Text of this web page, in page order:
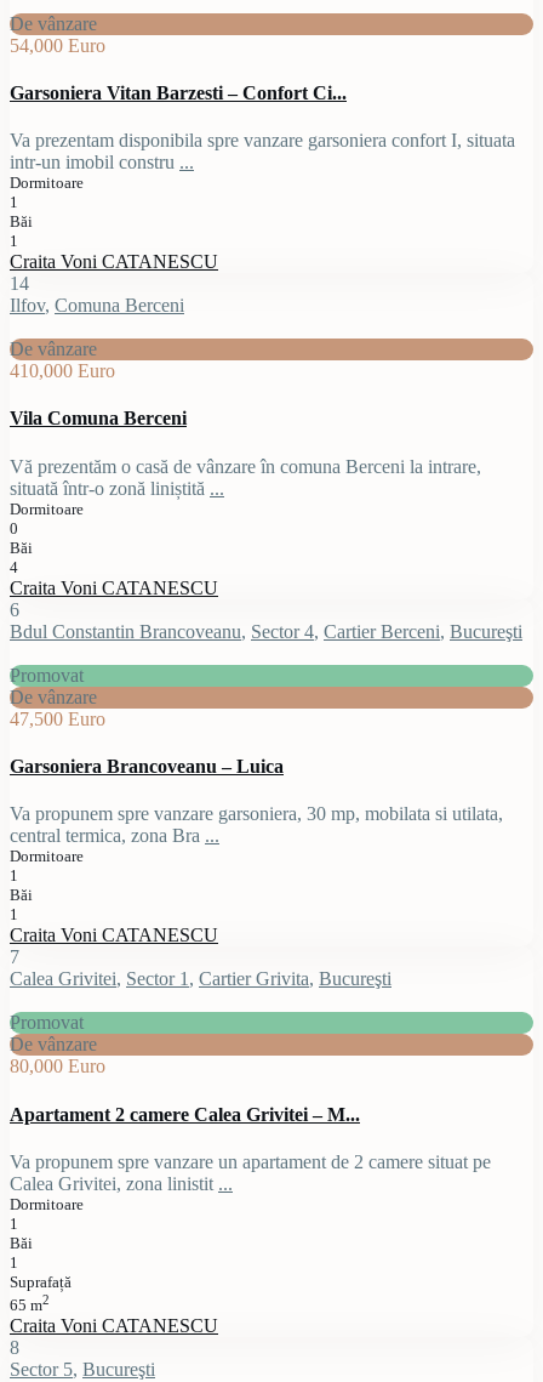
De vânzare
54,000 Euro
Garsoniera Vitan Barzesti – Confort Ci...
Va prezentam disponibila spre vanzare garsoniera confort I, situata
intr-un imobil constru ...
Dormitoare
1
Băi
1
Craita Voni CATANESCU
14
Ilfov, Comuna Berceni
De vânzare
410,000 Euro
Vila Comuna Berceni
Vă prezentăm o casă de vânzare în comuna Berceni la intrare,
situată într-o zonă liniștită ...
Dormitoare
0
Băi
4
Craita Voni CATANESCU
6
Bdul Constantin Brancoveanu, Sector 4, Cartier Berceni, Bucureşti
Promovat
De vânzare
47,500 Euro
Garsoniera Brancoveanu – Luica
Va propunem spre vanzare garsoniera, 30 mp, mobilata si utilata,
central termica, zona Bra ...
Dormitoare
1
Băi
1
Craita Voni CATANESCU
7
Calea Grivitei, Sector 1 , Cartier Grivita, Bucureşti
Promovat
De vânzare
80,000 Euro
Apartament 2 camere Calea Grivitei – M...
Va propunem spre vanzare un apartament de 2 camere situat pe
Calea Grivitei, zona linistit ...
Dormitoare
1
Băi
1
Suprafață
65 m2
Craita Voni CATANESCU
8
Sector 5, Bucureşti